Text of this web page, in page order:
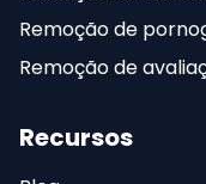
Remoção de
Remoção de
Recursos